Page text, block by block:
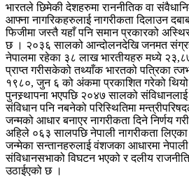
भारतले छिमेकी देशहरुमा राननीतिक वा
आफ्ना नागरिकहरुलाई नागरीकता दिलाउन
फिजीमा जस्तै यहाँ पनि समान प्रकारको
छ । २०३६ सालको आन्दोलनदेखि जनमत
नेपालमा रहेका ३८ लाख भारतीयहरु मध्ये
प्राप्त गरीसकेको तथ्याँक भारतको पत्रिका
१९८०, जुन ६ को अंकमा प्रकाशित गरेको
पुनस्र्थापना भएपछि २०४७ सालको
संविधान पनि नबनेको परिस्थितिमा
जन्मको आधार बनाएर नागरीकता दिने निर्णय
अहिले ०६३ सालपछि नेपाली नागरीकता लिएका
जन्मेका सन्तानहरुलाई वंशजका आधारमा नेपाली
संविधानसभाको विघटन भएको र दलीय
उठाईएको छ ।